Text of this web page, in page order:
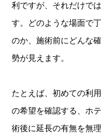
利ですが、それだけで
す。どのような場面で
のか、施術前にどんな
勢が見えます。
たとえば、初めての利
の希望を確認する、ホ
術後に延長の有無を無